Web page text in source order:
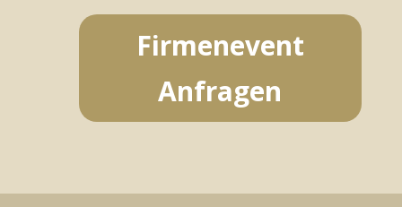
Firmenevent
Anfragen